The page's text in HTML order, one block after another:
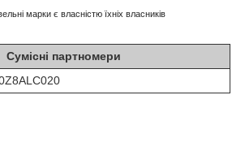
марки є власністю їхніх власників
Сумісні партномери